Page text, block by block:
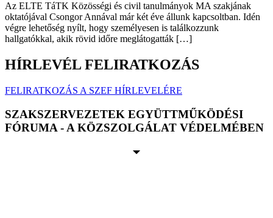
Az ELTE TáTK Közösségi és civil tanulmányok MA szakjának
oktatójával Csongor Annával már két éve állunk kapcsoltban. Idén
végre lehetőség nyílt, hogy személyesen is találkozzunk
hallgatókkal, akik rövid időre meglátogatták […]
HÍRLEVÉL FELIRATKOZÁS
FELIRATKOZÁS A SZEF HÍRLEVELÉRE
SZAKSZERVEZETEK EGYÜTTMŰKÖDÉSI
FÓRUMA - A KÖZSZOLGÁLAT VÉDELMÉBEN